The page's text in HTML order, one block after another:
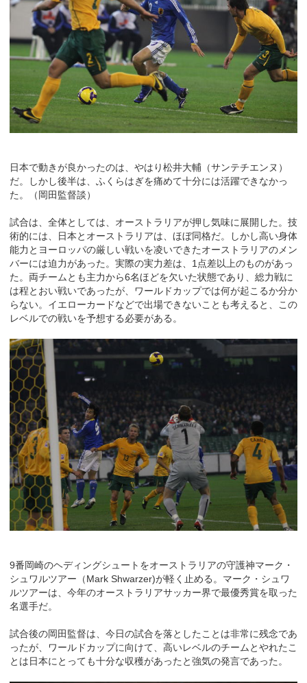
日本で動きが良かったのは、やはり松井大輔（サンテチエンヌ）
だ。しかし後半は、ふくらはぎを痛めて十分には活躍できなかっ
た。（岡田監督談）
試合は、全体としては、オーストラリアが押し気味に展開した。技
術的には、日本とオーストラリアは、ほぼ同格だ。しかし高い身体
能力とヨーロッパの厳しい戦いを凌いできたオーストラリアのメン
バーには迫力があった。実際の実力差は、1点差以上のものがあっ
た。両チームとも主力から6名ほどを欠いた状態であり、総力戦に
は程とおい戦いであったが、ワールドカップでは何が起こるか分か
らない。イエローカードなどで出場できないことも考えると、この
レベルでの戦いを予想する必要がある。
9番岡崎のヘディングシュートをオーストラリアの守護神マーク・
シュワルツアー（Mark Shwarzer)が軽く止める。マーク・シュワ
ルツアーは、今年のオーストラリアサッカー界で最優秀賞を取った
名選手だ。
試合後の岡田監督は、今日の試合を落としたことは非常に残念であ
ったが、ワールドカップに向けて、高いレベルのチームとやれたこ
とは日本にとっても十分な収穫があったと強気の発言であった。